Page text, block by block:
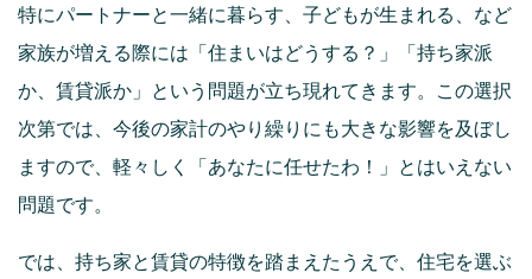
特にパートナーと一緒に暮らす、子どもが生まれる、など
家族が増える際には「住まいはどうする？」「持ち家派
か、賃貸派か」という問題が立ち現れてきます。この選択
次第では、今後の家計のやり繰りにも大きな影響を及ぼし
ますので、軽々しく「あなたに任せたわ！」とはいえない
問題です。
では、持ち家と賃貸の特徴を踏まえたうえで、住宅を選ぶ